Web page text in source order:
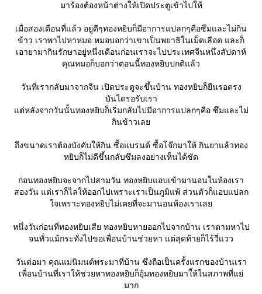
มาร้องต้องหน้าต่างให้เปิดประตูเข้าไปให้
เมื่อสองเดือนที่แล้ว อยู่ดีๆทองหยิบก็มีอาการแปลกๆคือซึมและไม่กิน
ข้าว เราพาไปหาหมอ หมอบอกว่าเขาเป็นพยาธิในเม็ดเลือด และก็
เอายามากินรักษาอยู่หนึ่งเดือนก่อนเราจะไปประเทศจีนหนึ่งสัปดาห์
คุณหมอก็บอกว่าตอนนี้ทองหยิบปกติแล้ว
วันที่เรากลับมาจากจีน เปิดประตูจะขึ้นบ้าน ทองหยิบก็ยืนรอตรง
บันไดรอรับเรา
ต่หลังจากวันนั้นทองหยิบก็เริ่มกลับไปมีอาการแปลกๆคือ ซึมและไม่
กินข้าวเล
ถึงขนาดเราต้องบังคับให้กิน ซื้อแบรนด์ ซื้อโจ๊กมาให้ กินยาแล้วทอง
หยิบก็ไม่ดีขึ้นกลับซึมลงอย่างเห็นได้ชัด
ก่อนทองหยิบจะจากไปสามวัน ทองหยิบแอบเข้ามานอนในห้องเรา
สองวัน แต่เราก็ไล่ให้ออกไปเพราะเราเป็นภูมิแพ้ ส่วนตัวก็แอบแปลก
จเพราะทองหยิบไม่เคยที่จะมานอนห้องเราเล
หนึ่งวันก่อนที่ทองหยิบเสีย ทองหยิบหายออกไปจากบ้าน เราตามหาไป
จนทั่วแม้กระทั่งไปขอเพื่อนบ้านช่วยหา แต่สุดท้ายก็ไร้วี่แวว
วันต่อมา คุณแม่นิมนต์พระมาที่บ้าน ซึ่งถือเป็นครั้งแรกของบ้านเรา
เพื่อนบ้านที่เราให้ช่วยหาทองหยิบก็อุ้มทองหยิบมาใ้ห้ในสภาพที่แย่
มาก